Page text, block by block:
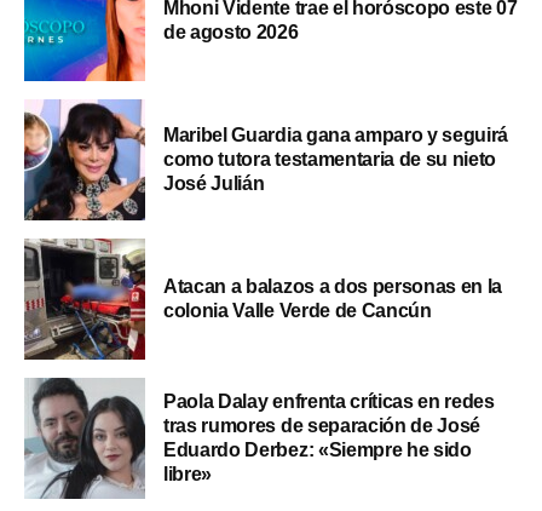
Mhoni Vidente trae el horóscopo este 07
de agosto 2026
Maribel Guardia gana amparo y seguirá
como tutora testamentaria de su nieto
José Julián
Atacan a balazos a dos personas en la
colonia Valle Verde de Cancún
Paola Dalay enfrenta críticas en redes
tras rumores de separación de José
Eduardo Derbez: «Siempre he sido
libre»